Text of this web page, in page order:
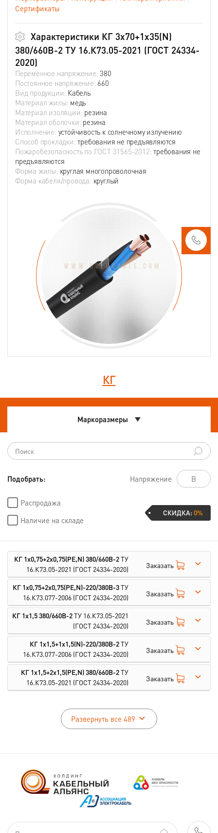
Сертификаты
Характеристики КГ 3х70+1х35(N)
380/660В-2 ТУ 16.К73.05-2021 (ГОСТ 24334-
2020)
Переменное напряжение:380
Постоянное напряжение: 660
Вид продукции: Кабель
Материал жилы: медь
Материал изоляции: резина
Материал оболочки: резина
Исполнение: устойчивость к солнечному излучению
Способ прокладки:требования не предъявляются
Пожаробезопасность по ГОСТ 31565-2012:требования не
предъявляются
Форма жилы: круглая многопроволочная
Форма кабеля/провода: круглый
КГ
Маркоразмеры
Подобрать: Напряжение
Распродажа
Наличие на складе
СКИДКА:0%
КГ 1х0,75+2х0,75(PE,N) 380/660В-2ТУ
16.К73.05-2021 (ГОСТ 24334-2020) Заказать
КГ 1х0,75+2х0,75(PE,N)-220/380В-3ТУ
16.К73.077-2006 (ГОСТ 24334-2020) Заказать
КГ 1х1,5 380/660В-2ТУ 16.К73.05-2021
(ГОСТ 24334-2020)
Заказать
КГ 1х1,5+1х1,5(N)-220/380В-2ТУ
16.К73.077-2006 (ГОСТ 24334-2020) Заказать
КГ 1х1,5+2х1,5(PE,N) 380/660В-2ТУ
16.К73.05-2021 (ГОСТ 24334-2020) Заказать
Развернуть все 489